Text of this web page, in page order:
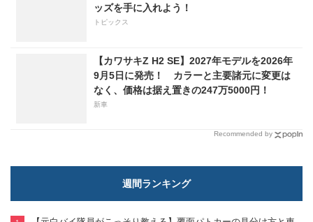
ッズを手に入れよう！
トピックス
【カワサキZ H2 SE】2027年モデルを2026年
9月5日に発売！ カラーと主要諸元に変更は
なく、価格は据え置きの247万5000円！
新車
Recommended by
週間ランキング